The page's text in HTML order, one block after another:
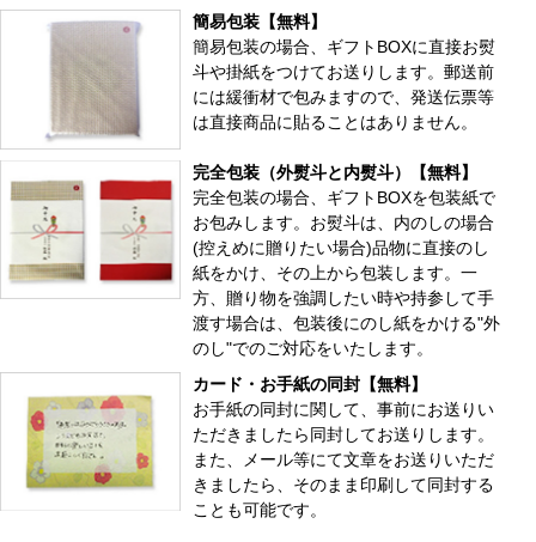
簡易包装【無料】
簡易包装の場合、ギフトBOXに直接お熨
斗や掛紙をつけてお送りします。郵送前
には緩衝材で包みますので、発送伝票等
は直接商品に貼ることはありません。
完全包装（外熨斗と内熨斗）【無料】
完全包装の場合、ギフトBOXを包装紙で
お包みします。お熨斗は、内のしの場合
(控えめに贈りたい場合)品物に直接のし
紙をかけ、その上から包装します。一
方、贈り物を強調したい時や持参して手
渡す場合は、包装後にのし紙をかける"外
のし"でのご対応をいたします。
カード・お手紙の同封【無料】
お手紙の同封に関して、事前にお送りい
ただきましたら同封してお送りします。
また、メール等にて文章をお送りいただ
きましたら、そのまま印刷して同封する
ことも可能です。